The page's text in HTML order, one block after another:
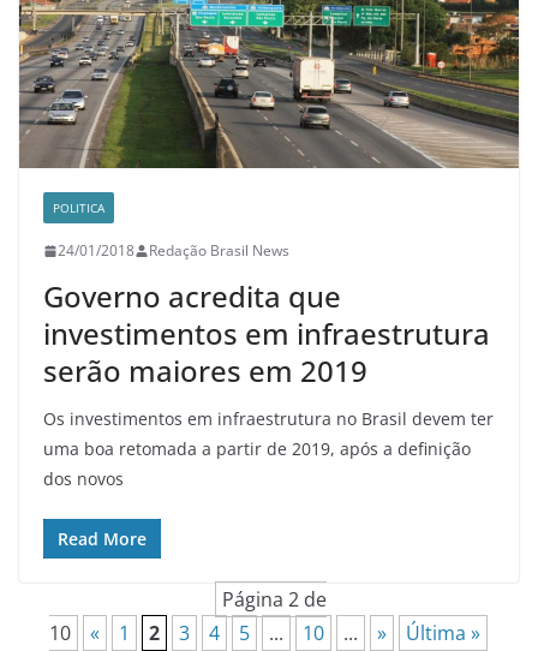
POLITICA
24/01/2018 Redação Brasil News
Governo acredita que
investimentos em infraestrutura
serão maiores em 2019
Os investimentos em infraestrutura no Brasil devem ter
uma boa retomada a partir de 2019, após a definição
dos novos
Read More
Página 2 de
10
« 1 2 3 4 5 ... 10 ... » Última »